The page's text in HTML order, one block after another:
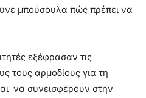
μπούσουλα πώς πρέπει να
εξέφρασαν τις
τους αρμοδίους για τη
να συνεισφέρουν στην